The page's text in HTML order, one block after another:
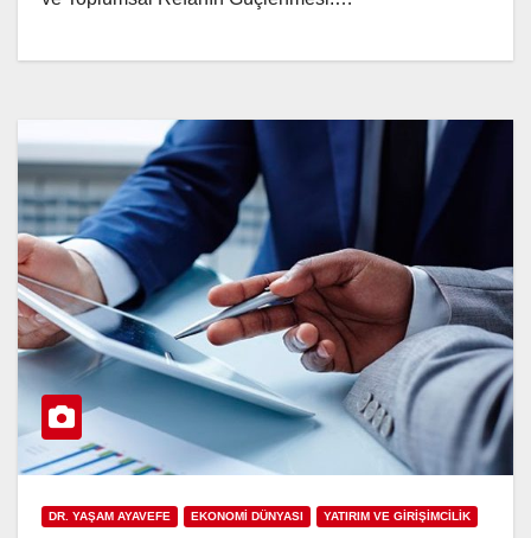
DR. YAŞAM AYAVEFE EKONOMİ DÜNYASI YATIRIM VE GİRİŞİMCİLİK